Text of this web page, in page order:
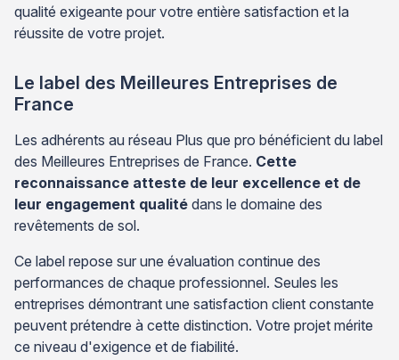
qualité exigeante pour votre entière satisfaction et la
réussite de votre projet.
Le label des Meilleures Entreprises de
France
Les adhérents au réseau Plus que pro bénéficient du label
des Meilleures Entreprises de France. Cette
reconnaissance atteste de leur excellence et de
leur engagement qualité dans le domaine des
revêtements de sol.
Ce label repose sur une évaluation continue des
performances de chaque professionnel. Seules les
entreprises démontrant une satisfaction client constante
peuvent prétendre à cette distinction. Votre projet mérite
ce niveau d'exigence et de fiabilité.